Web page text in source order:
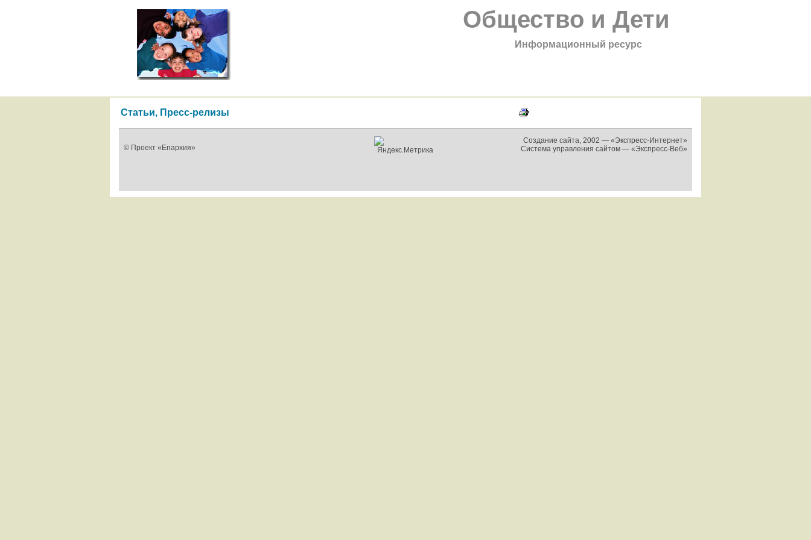
Общество и Дети
Информационный ресурс
Статьи, Пресс-релизы
© Проект «Епархия»
Создание сайта, 2002 — «Экспресс-Интернет»
Система управления сайтом — «Экспресс-Веб»